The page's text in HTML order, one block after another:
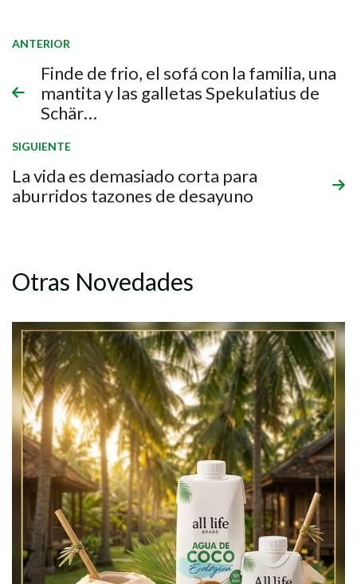
ANTERIOR
Finde de frio, el sofá con la familia, una
mantita y las galletas Spekulatius de
Schär…
SIGUIENTE
La vida es demasiado corta para
aburridos tazones de desayuno
Otras Novedades